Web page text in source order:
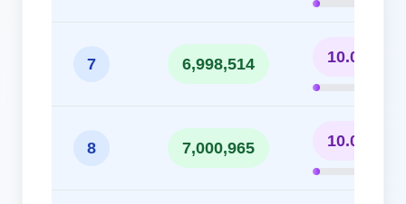
7 6,998,514 10.00%
8 7,000,965 10.00%